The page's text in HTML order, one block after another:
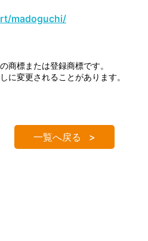
madoguchi/
商標または登録商標です。
に変更されることがあります。
一覧へ戻る